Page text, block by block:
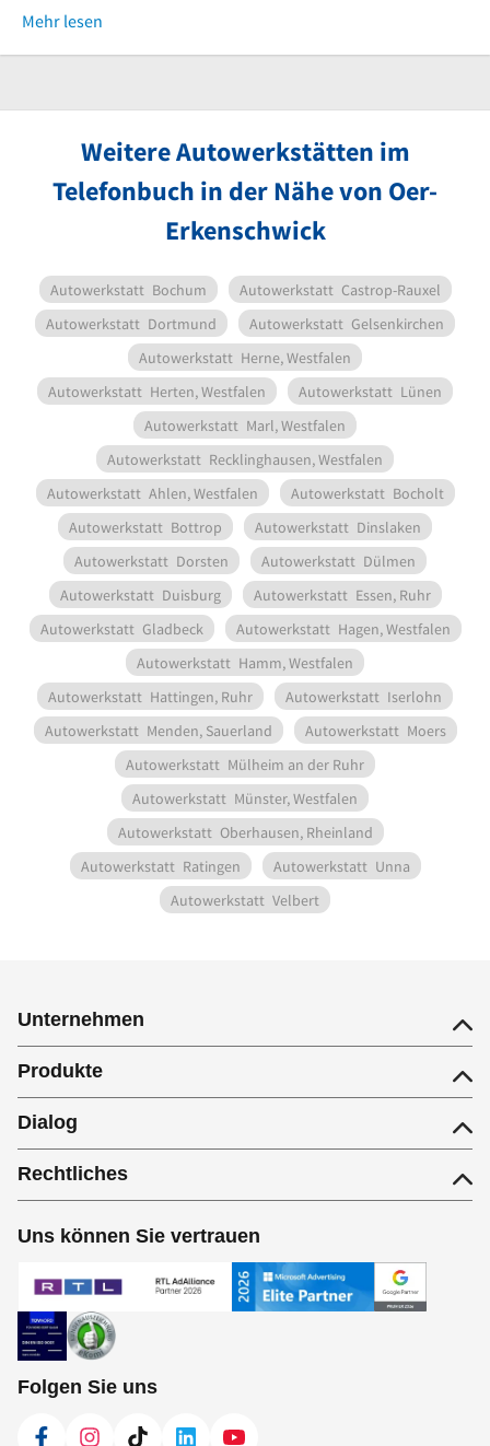
Mehr lesen
Weitere Autowerkstätten im
Telefonbuch in der Nähe von Oer-
Erkenschwick
Autowerkstatt Bochum Autowerkstatt Castrop-Rauxel
Autowerkstatt Dortmund Autowerkstatt Gelsenkirchen
Autowerkstatt Herne, Westfalen
Autowerkstatt Herten, Westfalen Autowerkstatt Lünen
Autowerkstatt Marl, Westfalen
Autowerkstatt Recklinghausen, Westfalen
Autowerkstatt Ahlen, Westfalen Autowerkstatt Bocholt
Autowerkstatt Bottrop Autowerkstatt Dinslaken
Autowerkstatt Dorsten Autowerkstatt Dülmen
Autowerkstatt Duisburg Autowerkstatt Essen, Ruhr
Autowerkstatt Gladbeck Autowerkstatt Hagen, Westfalen
Autowerkstatt Hamm, Westfalen
Autowerkstatt Hattingen, Ruhr Autowerkstatt Iserlohn
Autowerkstatt Menden, Sauerland Autowerkstatt Moers
Autowerkstatt Mülheim an der Ruhr
Autowerkstatt Münster, Westfalen
Autowerkstatt Oberhausen, Rheinland
Autowerkstatt Ratingen Autowerkstatt Unna
Autowerkstatt Velbert
Unternehmen
Produkte
Dialog
Rechtliches
Uns können Sie vertrauen
Folgen Sie uns